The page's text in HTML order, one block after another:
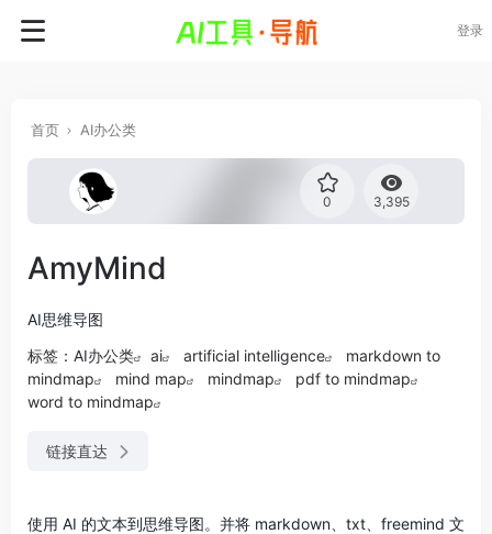
登录
首页 AI办公类
0 3,395
AmyMind
AI思维导图
标签： AI办公类 ai artificial intelligence
markdown to
mindmap
mind map mindmap
pdf to mindmap
word to mindmap
链接直达
使用 AI 的文本到思维导图。并将 markdown、txt、freemind 文